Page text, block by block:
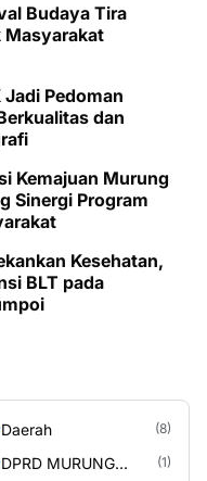
Budaya Tira
Masyarakat
Jadi Pedoman
dan
Kemajuan Murung
Sinergi Program
Kesehatan,
BLT pada
Daerah (8)
DPRD MURUNG
(1)